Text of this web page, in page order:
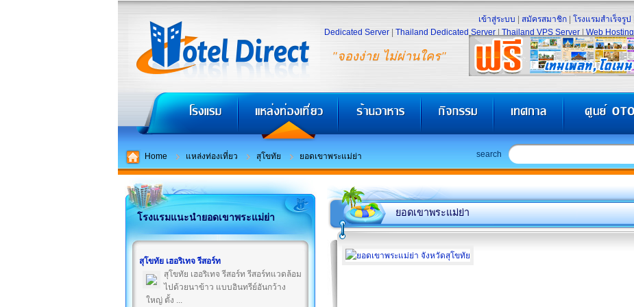
"จองง่าย ไม่ผ่านใคร"
เข้าสู่ระบบ สมัครสมาชิก โรงแรมสำเร็จรูป
Dedicated Server
Thailand Dedicated Server Thailand VPS Server Web Hosting
Home แหล่งท่องเที่ยว สุโขทัย ยอดเขาพระแม่ย่า search
โรงแรมแนะนำยอดเขาพระแม่ย่า
สุโขทัย เฮอริเทจ รีสอร์ท
สุโขทัย เฮอริเทจ รีสอร์ท รีสอร์ทแวดล้อม
ไปด้วยนาข้าว แบบอินทรีย์อันกว้าง
ใหญ่ ตั้ง ...
ยอดเขาพระแม่ย่า